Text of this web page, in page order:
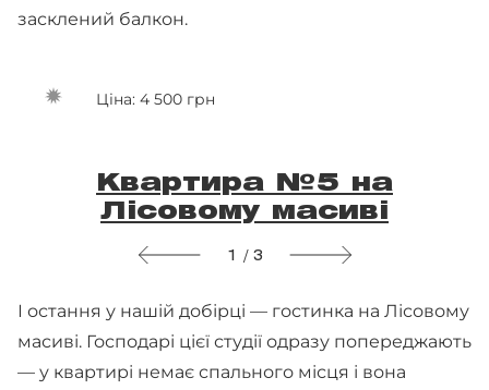
засклений балкон.
Ціна: 4 500 грн
Квартира №5 на
Лісовому масиві
1 / 3
І остання у нашій добірці — гостинка на Лісовому
масиві. Господарі цієї студії одразу попереджають
— у квартирі немає спального місця і вона